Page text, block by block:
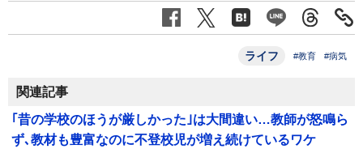
ライフ #教育 #病気
関連記事
｢昔の学校のほうが厳しかった｣は大間違い…教師が怒鳴ら
ず､教材も豊富なのに不登校児が増え続けているワケ